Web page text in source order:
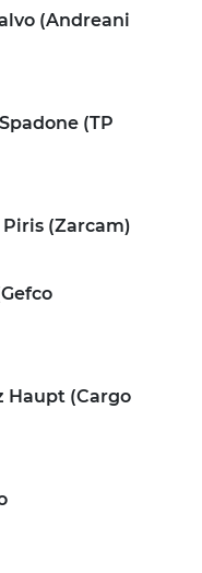
(Andreani
(TP
(Zarcam)
Haupt (Cargo